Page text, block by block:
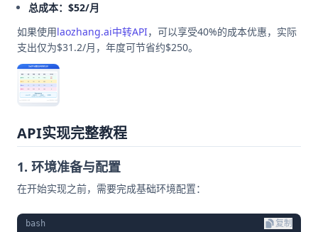
总成本：$52/月
如果使用laozhang.ai中转API，可以享受40%的成本优惠，实际
支出仅为$31.2/月，年度可节省约$250。
API实现完整教程
1. 环境准备与配置
在开始实现之前，需要完成基础环境配置：
bash 复制